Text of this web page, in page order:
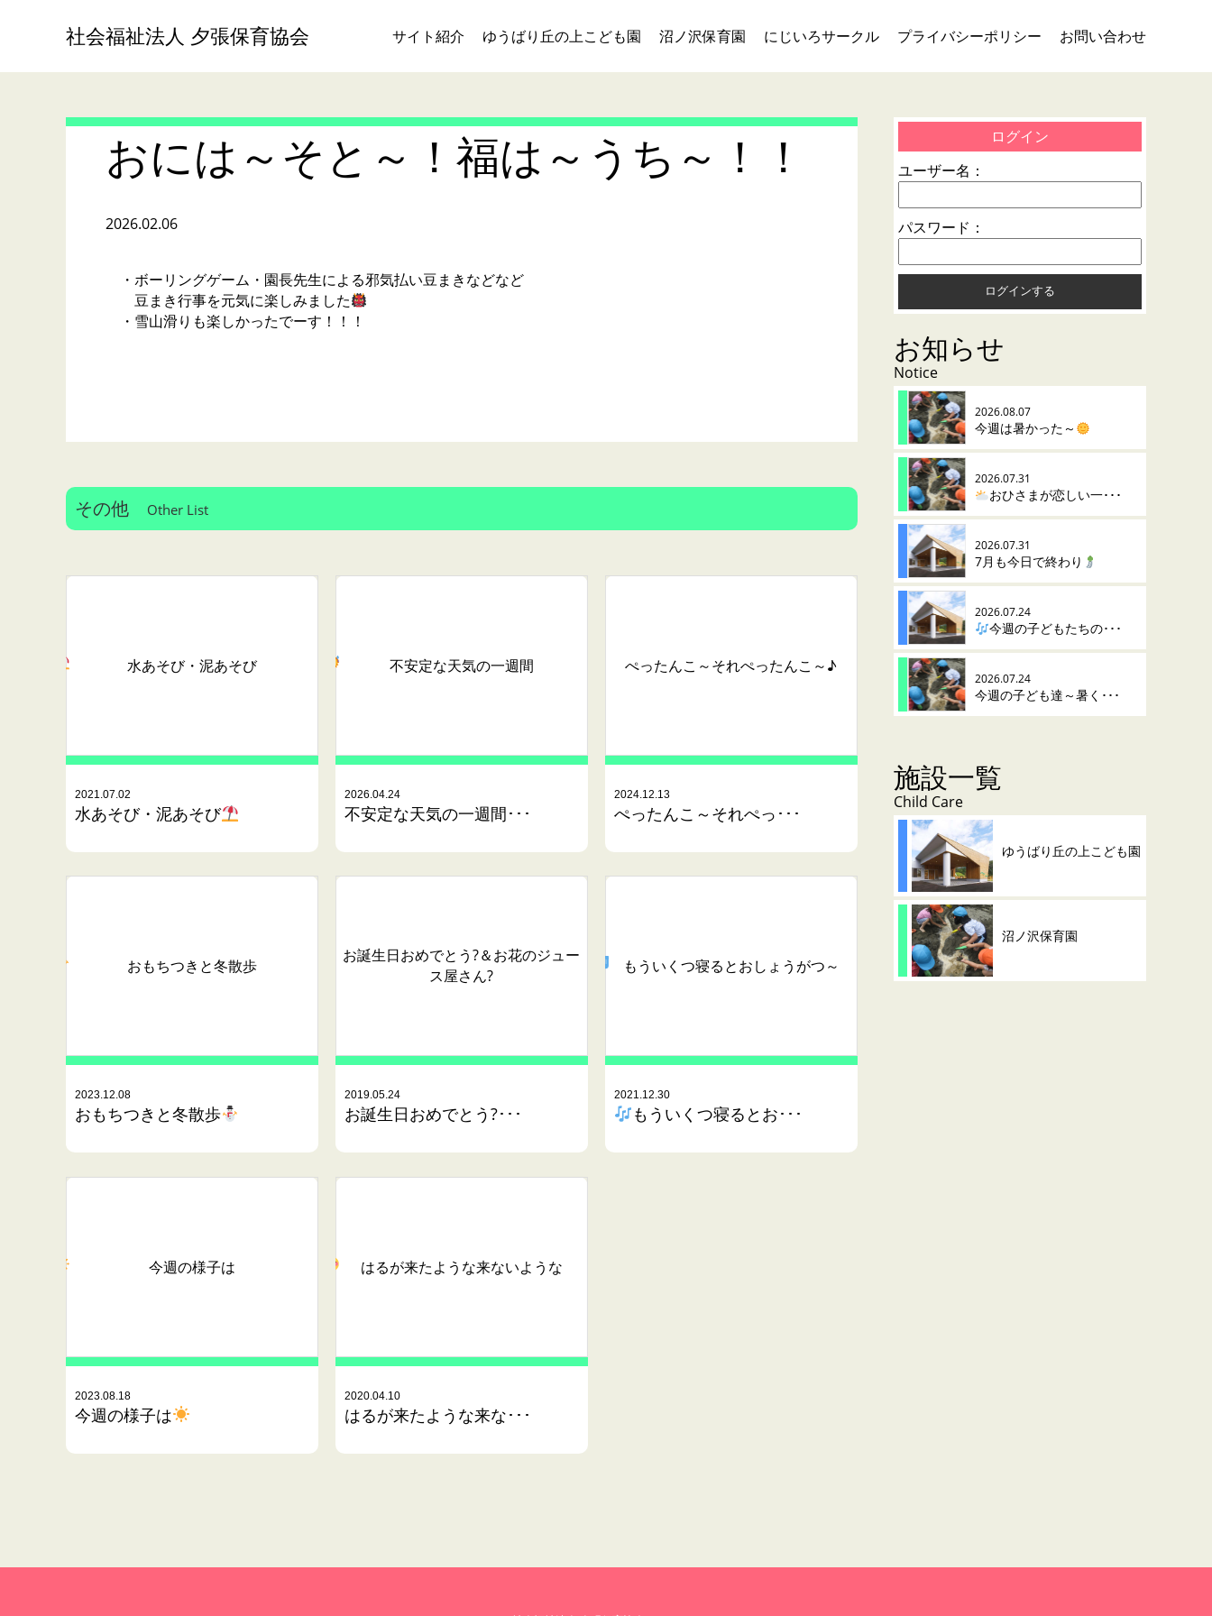
社会福祉法人 夕張保育協会 サイト紹介 ゆうばり丘の上こども園 沼ノ沢保育園 にじいろサークル プライバシーポリシー お問い合わせ
おには～そと～！福は～うち～！！
2026.02.06
・ボーリングゲーム・園長先生による邪気払い豆まきなどなど
豆まき行事を元気に楽しみました
・雪山滑りも楽しかったでーす！！！
その他 Other List
水あそび・泥あそび
2021.07.02
水あそび・泥あそび
不安定な天気の一週間
2026.04.24
不安定な天気の一週間･･･
ぺったんこ～それぺったんこ～♪
2024.12.13
ぺったんこ～それぺっ･･･
おもちつきと冬散歩
2023.12.08
おもちつきと冬散歩
お誕生日おめでとう?＆お花のジュー
ス屋さん?
2019.05.24
お誕生日おめでとう?･･･
もういくつ寝るとおしょうがつ～
2021.12.30
もういくつ寝るとお･･･
今週の様子は
2023.08.18
今週の様子は
はるが来たような来ないような
2020.04.10
はるが来たような来な･･･
ログイン
ユーザー名：
パスワード：
お知らせ
Notice
2026.08.07
今週は暑かった～
2026.07.31
おひさまが恋しい一･･･
2026.07.31
7月も今日で終わり
2026.07.24
今週の子どもたちの･･･
2026.07.24
今週の子ども達～暑く･･･
施設一覧
Child Care
ゆうばり丘の上こども園
沼ノ沢保育園